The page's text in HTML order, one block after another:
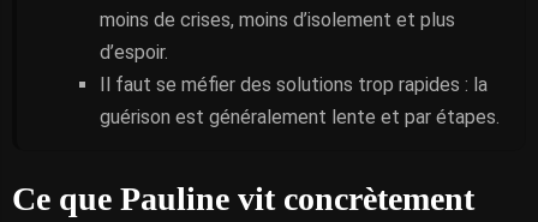
moins de crises, moins d’isolement et plus
d’espoir.
Il faut se méfier des solutions trop rapides : la
guérison est généralement lente et par étapes.
Ce que Pauline vit concrètement